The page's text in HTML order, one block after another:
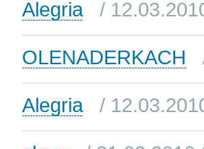
Alegria /
OLENADERKACH
Alegria /